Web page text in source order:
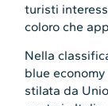
turisti
coloro che
Nella
blue
stilata da